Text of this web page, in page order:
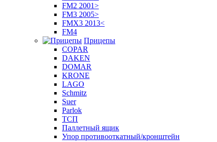
FM2 2001>
FM3 2005>
FMX3 2013<
FM4
Прицепы
COPAR
DAKEN
DOMAR
KRONE
LAGO
Schmitz
Suer
Parlok
ТСП
Паллетный ящик
Упор противооткатный/кронштейн